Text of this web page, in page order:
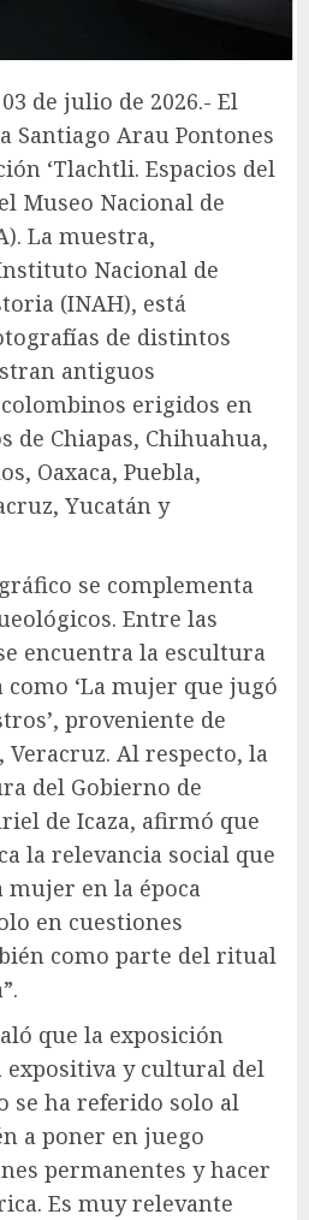
de julio de 2026.- El
Santiago Arau Pontones
‘Tlachtli. Espacios del
Museo Nacional de
La muestra,
Nacional de
(INAH), está
de distintos
antiguos
erigidos en
de Chiapas, Chihuahua,
Oaxaca, Puebla,
Yucatán y
se complementa
Entre las
encuentra la escultura
‘La mujer que jugó
proveniente de
Veracruz. Al respecto, la
del Gobierno de
de Icaza, afirmó que
la relevancia social que
mujer en la época
en cuestiones
como parte del ritual
que la exposición
expositiva y cultural del
se ha referido solo al
a poner en juego
permanentes y hacer
Es muy relevante